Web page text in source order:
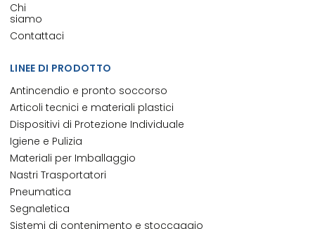
Chi
siamo
Contattaci
LINEE DI PRODOTTO
Antincendio e pronto soccorso
Articoli tecnici e materiali plastici
Dispositivi di Protezione Individuale
Igiene e Pulizia
Materiali per Imballaggio
Nastri Trasportatori
Pneumatica
Segnaletica
Sistemi di contenimento e stoccaggio